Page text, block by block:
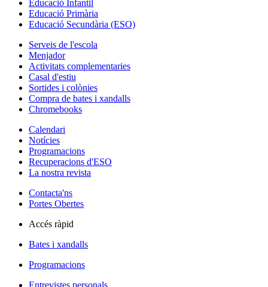
Educació Infantil
Educació Primària
Educació Secundària (ESO)
Serveis de l'escola
Menjador
Activitats complementaries
Casal d'estiu
Sortides i colònies
Compra de bates i xandalls
Chromebooks
Calendari
Notícies
Programacions
Recuperacions d'ESO
La nostra revista
Contacta'ns
Portes Obertes
Accés ràpid
Bates i xandalls
Programacions
Entrevistes personals